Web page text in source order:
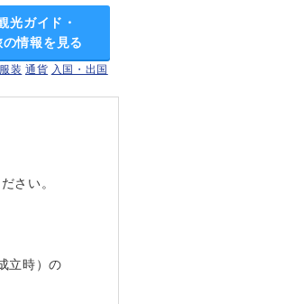
光ガイド・
の情報を見る
装 通貨 入国・出国
さい。
立時）の